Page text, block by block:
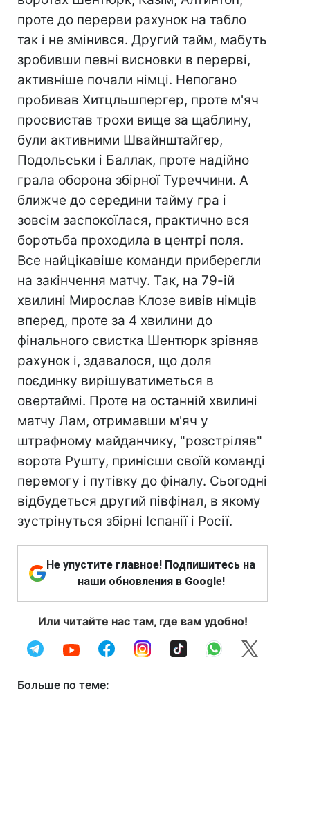
проте до перерви рахунок на табло
так і не змінився. Другий тайм, мабуть
зробивши певні висновки в перерві,
активніше почали німці. Непогано
пробивав Хитцльшпергер, проте м'яч
просвистав трохи вище за щаблину,
були активними Швайнштайгер,
Подольськи і Баллак, проте надійно
грала оборона збірної Туреччини. А
ближче до середини тайму гра і
зовсім заспокоїлася, практично вся
боротьба проходила в центрі поля.
Все найцікавіше команди приберегли
на закінчення матчу. Так, на 79-ій
хвилині Мирослав Клозе вивів німців
вперед, проте за 4 хвилини до
фінального свистка Шентюрк зрівняв
рахунок і, здавалося, що доля
поєдинку вирішуватиметься в
овертаймі. Проте на останній хвилині
матчу Лам, отримавши м'яч у
штрафному майданчику, "розстріляв"
ворота Рушту, принісши своїй команді
перемогу і путівку до фіналу. Сьогодні
відбудеться другий півфінал, в якому
зустрінуться збірні Іспанії і Росії.
Не упустите главное! Подпишитесь на
наши обновления в Google!
Или читайте нас там, где вам удобно!
Больше по теме: